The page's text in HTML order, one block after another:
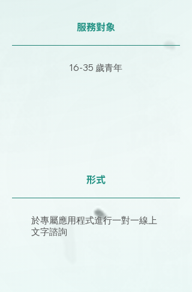
服務對象
16-35 歲青年
形式
於專屬應用程式進行一對一線上
文字諮詢